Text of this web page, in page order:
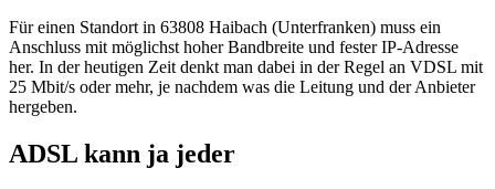
Für einen Standort in 63808 Haibach (Unterfranken) muss ein
Anschluss mit möglichst hoher Bandbreite und fester IP-Adresse
her. In der heutigen Zeit denkt man dabei in der Regel an VDSL mit
25 Mbit/s oder mehr, je nachdem was die Leitung und der Anbieter
hergeben.
ADSL kann ja jeder